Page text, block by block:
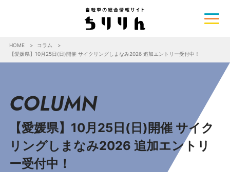
HOME
コラム
【愛媛県】10月25日(日)開催 サイクリングしまなみ2026 追加エントリー受付中！
COLUMN
【愛媛県】10月25日(日)開催 サイク
リングしまなみ2026 追加エントリ
ー受付中！